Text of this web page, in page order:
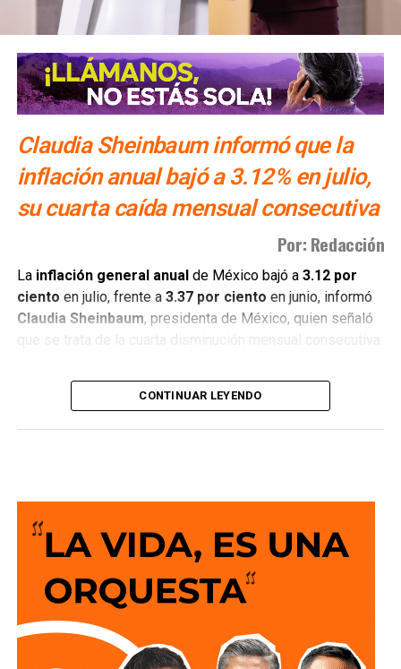
El equipo legal del exgobernador se acogió a la duplicidad
del término constitucional, por lo que la resolución sobre
su vinculación a proceso se definirá la próxima semana. En
su intervención frente a la autoridad judicial, el
señalamientos del Ministerio Público de la Federación:
Ayer fui detenido a las 10 de la mañana después de
12 años de la desaparición de los normalistas… Nunca
me he escondido“.
Detienen al ex gobernador Angel Aguirre por
caso Ayotzinapa
Claudia Sheinbaum informó que la
inflación anual bajó a 3.12% en julio,
su cuarta caída mensual consecutiva
Por: Redacción
La inflación general anualde México bajó a 3.12 por
ciento en julio, frente a 3.37 por ciento en junio, informó
Claudia Sheinbaum, presidenta de México, quien señaló
que se trata de la cuarta disminución mensual consecutiva.
Durante la conferencia matutina “Las mañaneras del
pueblo”, Sheinbaum atribuyó la baja a los acuerdos
el costo de una canasta básica de 24 productos, así como
al acuerdo para mantener el precio de la gasolina Magna
24 pesospor litro y el diésel en27 pesos
reducción delImpuesto Especial sobre Producción y
Servicios (IEPS)
CONTINUAR LEYENDO